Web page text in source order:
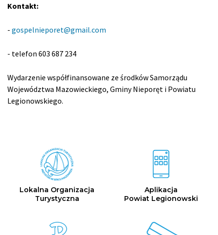
Kontakt:
- gospelnieporet@gmail.com
- telefon 603 687 234
Wydarzenie współfinansowane ze środków Samorządu
Województwa Mazowieckiego, Gminy Nieporęt i Powiatu
Legionowskiego.
ikona
Lokalna Organizacja
Turystyczna
ikona
Aplikacja
Powiat Legionowski
ikona ikona